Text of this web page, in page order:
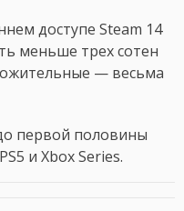
доступе Steam 14
меньше трех сотен
— весьма
первой половины
и Xbox Series.